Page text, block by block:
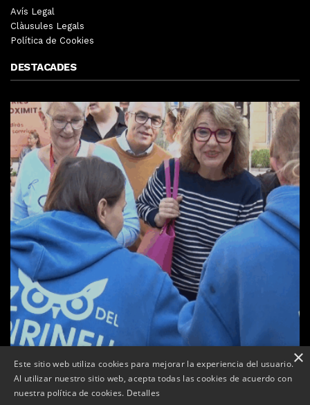
Avís Legal
Clàusules Legals
Política de Cookies
DESTACADES
Tàrrega celebra la 25a Fira del Medi Ambient
Per Tàrrega Televisió 18, octubre, 2025 - 12:26
×
Este sitio web utiliza cookies para mejorar la experiencia del usuario.
Al utilizar nuestro sitio web, acepta todas las cookies de acuerdo con
nuestra política de cookies. Detalles